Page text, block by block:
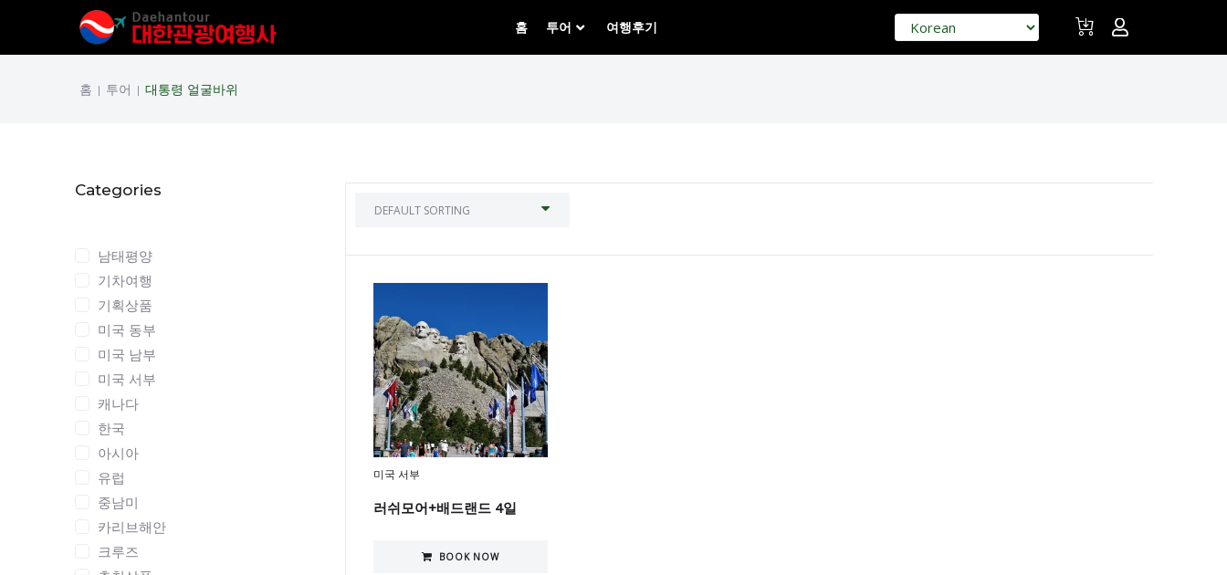
홈 투어 여행후기
홈 | 투어 | 대통령 얼굴바위
Categories
남태평양
기차여행
기획상품
미국 동부
미국 남부
미국 서부
캐나다
한국
아시아
유럽
중남미
카리브해안
크루즈
미국 서부
러쉬모어+배드랜드 4일
BOOK NOW